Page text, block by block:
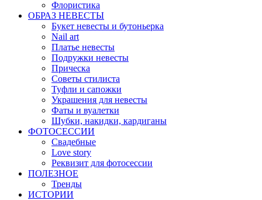
Флористика
ОБРАЗ НЕВЕСТЫ
Букет невесты и бутоньерка
Nail art
Платье невесты
Подружки невесты
Прическа
Советы стилиста
Туфли и сапожки
Украшения для невесты
Фаты и вуалетки
Шубки, накидки, кардиганы
ФОТОСЕССИИ
Свадебные
Love story
Реквизит для фотосессии
ПОЛЕЗНОЕ
Тренды
ИСТОРИИ